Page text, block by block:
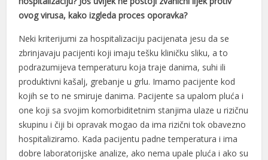
ovog virusa, kako izgleda proces oporavka?
Neki kriterijumi za hospitalizaciju pacijenata jesu da se
zbrinjavaju pacijenti koji imaju tešku kliničku sliku, a to
podrazumijeva temperaturu koja traje danima, suhi ili
produktivni kašalj, grebanje u grlu. Imamo pacijente kod
kojih se to ne smiruje danima. Pacijente sa upalom pluća i
one koji sa svojim komorbiditetnim stanjima ulaze u rizičnu
skupinu i čiji bi opravak mogao da ima rizični tok obavezno
hospitaliziramo. Kada pacijentu padne temperatura i ima
dobre laboratorijske analize, ako nema upale pluća i ako su